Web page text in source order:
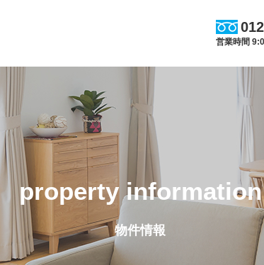
営業時間
property information
物件情報